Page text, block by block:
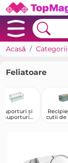
Acasă Categorii
Feliatoare
Suporturi și
suporturi
cutii de